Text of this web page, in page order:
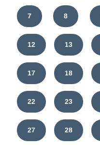
7 8
12 13
17 18
22 23
27 28